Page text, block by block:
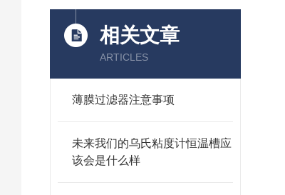
相关文章
ARTICLES
薄膜过滤器注意事项
未来我们的乌氏粘度计恒温槽应
该会是什么样